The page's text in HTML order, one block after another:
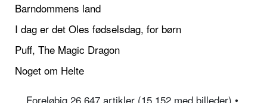
Barndommens land
I dag er det Oles fødselsdag, for børn
Puff, The Magic Dragon
Noget om Helte
Foreløbig 26.647 artikler (15.152 med billeder) •